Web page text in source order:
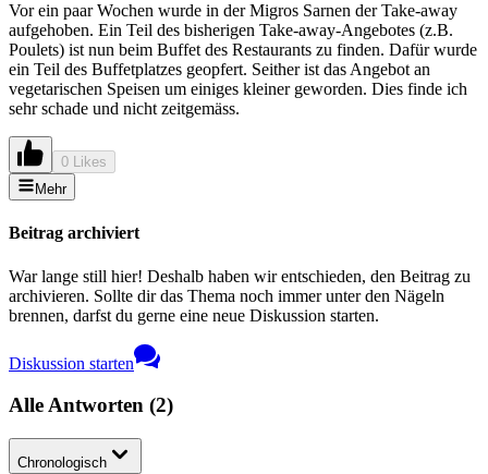
Vor ein paar Wochen wurde in der Migros Sarnen der Take-away
aufgehoben. Ein Teil des bisherigen Take-away-Angebotes (z.B.
Poulets) ist nun beim Buffet des Restaurants zu finden. Dafür wurde
ein Teil des Buffetplatzes geopfert. Seither ist das Angebot an
vegetarischen Speisen um einiges kleiner geworden. Dies finde ich
sehr schade und nicht zeitgemäss.
0 Likes
Mehr
Beitrag archiviert
War lange still hier! Deshalb haben wir entschieden, den Beitrag zu
archivieren. Sollte dir das Thema noch immer unter den Nägeln
brennen, darfst du gerne eine neue Diskussion starten.
Diskussion starten
Alle Antworten (2)
Chronologisch